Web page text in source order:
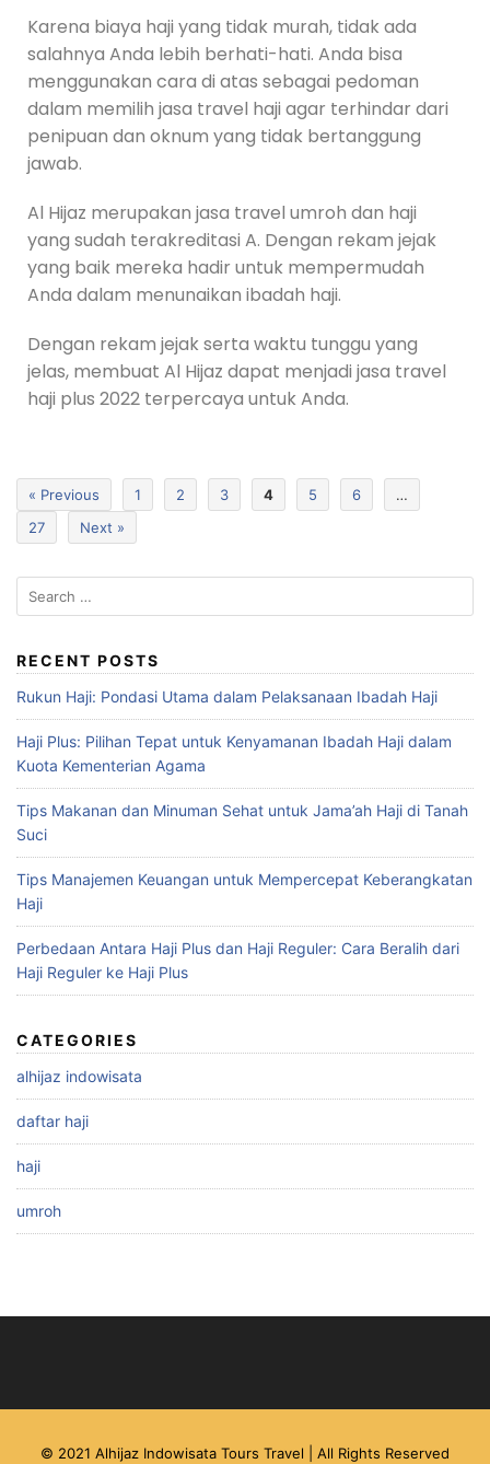
Karena biaya haji yang tidak murah, tidak ada
salahnya Anda lebih berhati-hati. Anda bisa
menggunakan cara di atas sebagai pedoman
dalam memilih jasa travel haji agar terhindar dari
penipuan dan oknum yang tidak bertanggung
jawab.
Al Hijaz merupakan jasa travel umroh dan haji
yang sudah terakreditasi A. Dengan rekam jejak
yang baik mereka hadir untuk mempermudah
Anda dalam menunaikan ibadah haji.
Dengan rekam jejak serta waktu tunggu yang
jelas, membuat Al Hijaz dapat menjadi jasa travel
haji plus 2022 terpercaya untuk Anda.
« Previous 1 2 3 4 5 6
…
27
Next »
RECENT POSTS
Rukun Haji: Pondasi Utama dalam Pelaksanaan Ibadah Haji
Haji Plus: Pilihan Tepat untuk Kenyamanan Ibadah Haji dalam
Kuota Kementerian Agama
Tips Makanan dan Minuman Sehat untuk Jama’ah Haji di Tanah
Suci
Tips Manajemen Keuangan untuk Mempercepat Keberangkatan
Haji
Perbedaan Antara Haji Plus dan Haji Reguler: Cara Beralih dari
Haji Reguler ke Haji Plus
CATEGORIES
alhijaz indowisata
daftar haji
haji
umroh
© 2021 Alhijaz Indowisata Tours Travel | All Rights Reserved